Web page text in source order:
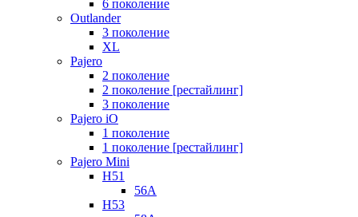
6 поколение
Outlander
3 поколение
XL
Pajero
2 поколение
2 поколение [рестайлинг]
3 поколение
Pajero iO
1 поколение
1 поколение [рестайлинг]
Pajero Mini
H51
56A
H53